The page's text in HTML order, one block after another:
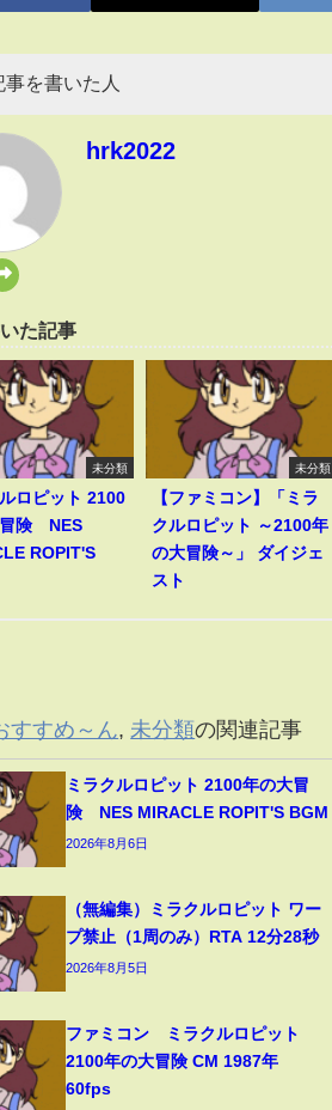
事を書いた人
hrk2022
た記事
未分類
ロピット 2100
険 NES
ROPIT'S
未分類
【ファミコン】「ミラ
クルロピット ～2100年
の大冒険～」 ダイジェ
スト
すすめ～ん, 未分類の関連記事
ミラクルロピット 2100年の大冒
険 NES MIRACLE ROPIT'S BGM
2026年8月6日
（無編集）ミラクルロピット ワー
プ禁止（1周のみ）RTA 12分28秒
2026年8月5日
ファミコン ミラクルロピット
2100年の大冒険 CM 1987年
60fps